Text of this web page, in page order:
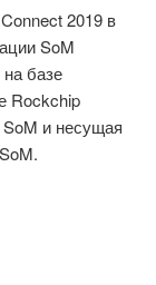
2019 в
SoM
базе
Rockchip
и несущая